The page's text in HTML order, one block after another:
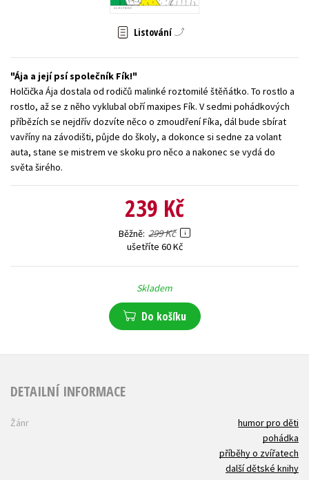
Listování
Ája a její psí společník Fík!
Holčička Ája dostala od rodičů malinké roztomilé štěňátko. To rostlo a
rostlo, až se z něho vyklubal obří maxipes Fík. V sedmi pohádkových
příbězích se nejdřív dozvíte něco o zmoudření Fíka, dál bude sbírat
vavříny na závodišti, půjde do školy, a dokonce si sedne za volant
auta, stane se mistrem ve skoku pro něco a nakonec se vydá do
světa širého.
239 Kč
Běžně 299 Kč
ušetříte 60 Kč
Skladem
Do košíku
DETAILNÍ INFORMACE
Žánr
humor pro děti
pohádka
příběhy o zvířatech
další dětské knihy